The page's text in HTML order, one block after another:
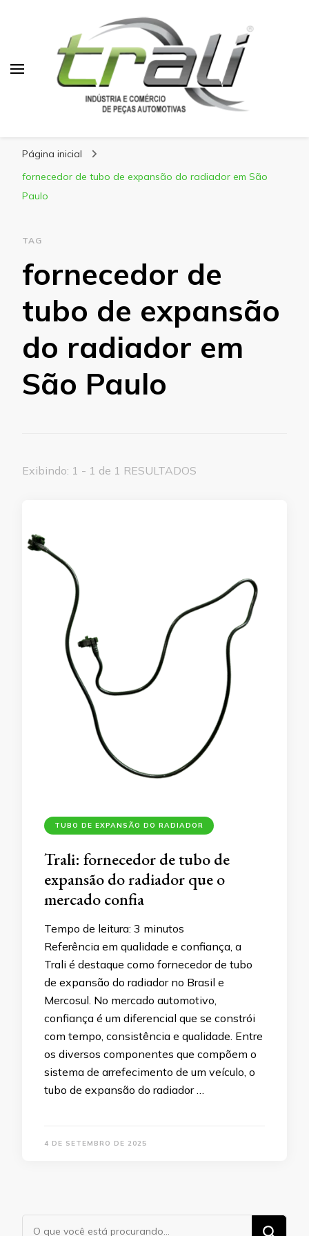
Página inicial
fornecedor de tubo de expansão do radiador em São
Paulo
TAG
fornecedor de
tubo de expansão
do radiador em
São Paulo
Exibindo: 1 - 1 de 1 RESULTADOS
TUBO DE EXPANSÃO DO RADIADOR
Trali: fornecedor de tubo de
expansão do radiador que o
mercado confia
Tempo de leitura: 3 minutos
Referência em qualidade e confiança, a
Trali é destaque como fornecedor de tubo
de expansão do radiador no Brasil e
Mercosul. No mercado automotivo,
confiança é um diferencial que se constrói
com tempo, consistência e qualidade. Entre
os diversos componentes que compõem o
sistema de arrefecimento de um veículo, o
tubo de expansão do radiador …
4 DE SETEMBRO DE 2025
Procurando